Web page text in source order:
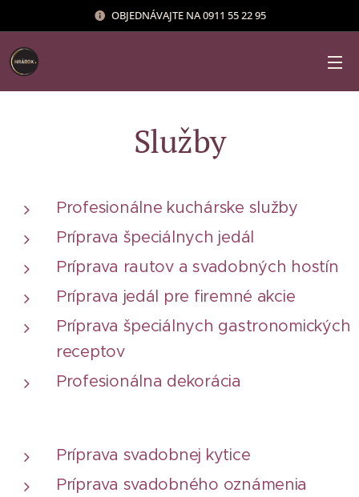
OBJEDNÁVAJTE NA 0911 55 22 95
Služby
Profesionálne kuchárske služby
Príprava špeciálnych jedál
Príprava rautov a svadobných hostín
Príprava jedál pre firemné akcie
Príprava špeciálnych gastronomických
receptov
Profesionálna dekorácia
Príprava svadobnej kytice
Príprava svadobného oznámenia